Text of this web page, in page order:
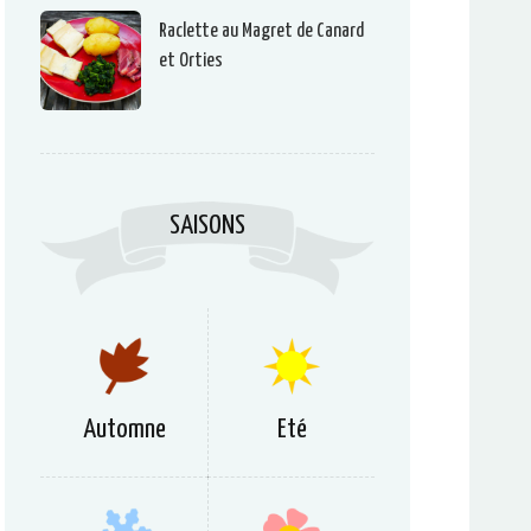
Raclette au Magret de Canard
et Orties
SAISONS
Automne Eté